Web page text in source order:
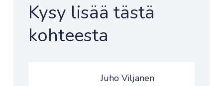
Kysy lisää tästä
kohteesta
Juho Viljanen